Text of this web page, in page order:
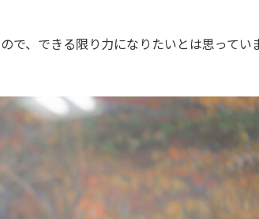
で、できる限り力になりたいとは思ってい